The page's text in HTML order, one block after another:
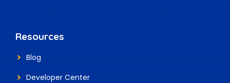
Resources
Blog
Developer Center